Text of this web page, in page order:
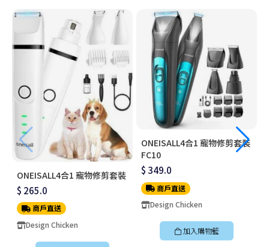
ONEISALL4合1 寵物修剪套裝
$ 265.0
商戶直送
Design Chicken
ONEISALL4合1 寵物修剪套裝
FC10
$ 349.0
商戶直送
Design Chicken
加入購物籃